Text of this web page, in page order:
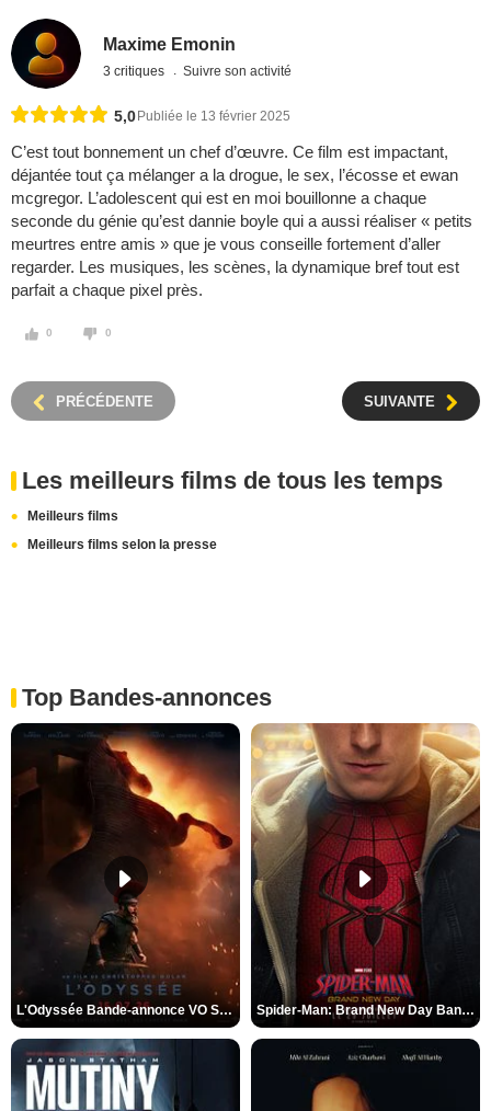
Maxime Emonin
3 critiques Suivre son activité
5,0 Publiée le 13 février 2025
C’est tout bonnement un chef d’œuvre. Ce film est impactant,
déjantée tout ça mélanger a la drogue, le sex, l’écosse et ewan
mcgregor. L’adolescent qui est en moi bouillonne a chaque
seconde du génie qu’est dannie boyle qui a aussi réaliser « petits
meurtres entre amis » que je vous conseille fortement d’aller
regarder. Les musiques, les scènes, la dynamique bref tout est
parfait a chaque pixel près.
0 0
PRÉCÉDENTE SUIVANTE
Les meilleurs films de tous les temps
Meilleurs films
Meilleurs films selon la presse
Top Bandes-annonces
L'Odyssée Bande-annonce VO STFR Spider-Man: Brand New Day Bande-annonce VO STFR